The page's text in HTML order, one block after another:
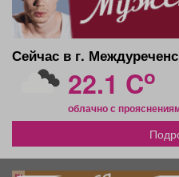
Сейчас в г.
22.1 Co
облачно с